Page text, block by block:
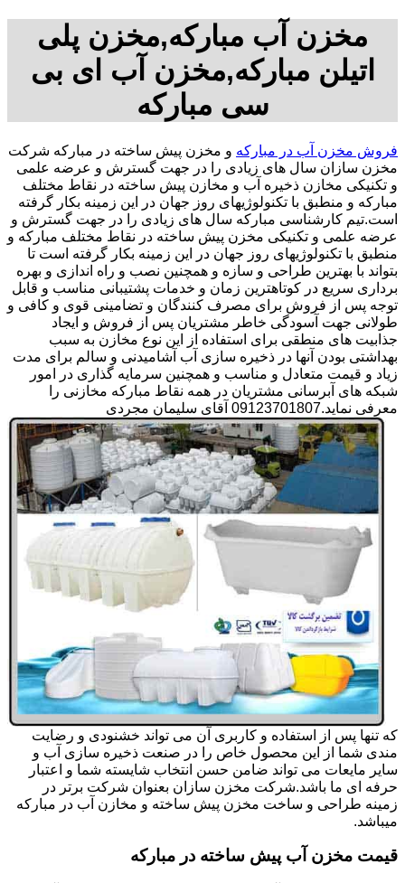
مخزن آب مبارکه,مخزن پلی
اتیلن مبارکه,مخزن آب ای بی
سی مبارکه
فروش مخزن آب در مبارکه و مخزن پیش ساخته در مبارکه شرکت
مخزن سازان سال های زیادی را در جهت گسترش و عرضه علمی
و تکنیکی مخازن ذخیره آب و مخازن پیش ساخته در نقاط مختلف
مبارکه و منطبق با تکنولوژیهای روز جهان در این زمینه بکار گرفته
است.تیم کارشناسی مبارکه سال های زیادی را در جهت گسترش و
عرضه علمی و تکنیکی مخزن پیش ساخته در نقاط مختلف مبارکه و
منطبق با تکنولوژیهای روز جهان در این زمینه بکار گرفته است تا
بتواند با بهترین طراحی و سازه و همچنین نصب و راه اندازی و بهره
برداری سریع در کوتاهترین زمان و خدمات پشتیبانی مناسب و قابل
توجه پس از فروش برای مصرف کنندگان و تضامینی قوی و کافی و
طولانی جهت آسودگی خاطر مشتریان پس از فروش و ایجاد
جذابیت های منطقی برای استفاده از این نوع مخازن به سبب
بهداشتی بودن آنها در ذخیره سازی آب آشامیدنی و سالم برای مدت
زیاد و قیمت متعادل و مناسب و همچنین سرمایه گذاری در امور
شبکه های آبرسانی مشتریان در همه نقاط مبارکه مخازنی را
معرفی نماید.09123701807 آقای سلیمان مجردی
که تنها پس از استفاده و کاربری آن می تواند خشنودی و رضایت
مندی شما از این محصول خاص را در صنعت ذخیره سازی آب و
سایر مایعات می تواند ضامن حسن انتخاب شایسته شما و اعتبار
حرفه ای ما باشد.شرکت مخزن سازان بعنوان شرکت برتر در
زمینه طراحی و ساخت مخزن پیش ساخته و مخازن آب در مبارکه
میباشد.
قیمت مخزن آب پیش ساخته در مبارکه